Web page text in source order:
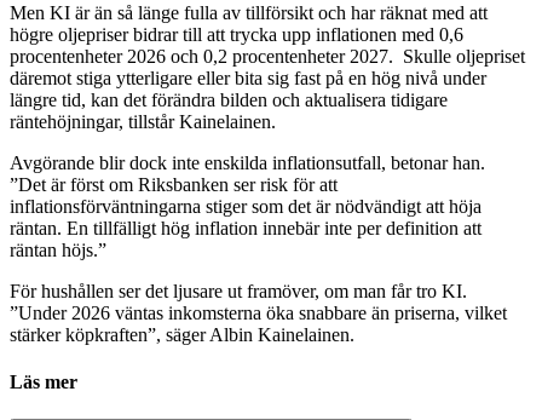
Men KI är än så länge fulla av tillförsikt och har räknat med att
högre oljepriser bidrar till att trycka upp inflationen med 0,6
procentenheter 2026 och 0,2 procentenheter 2027. Skulle oljepriset
däremot stiga ytterligare eller bita sig fast på en hög nivå under
längre tid, kan det förändra bilden och aktualisera tidigare
räntehöjningar, tillstår Kainelainen.
Avgörande blir dock inte enskilda inflationsutfall, betonar han.
”Det är först om Riksbanken ser risk för att
inflationsförväntningarna stiger som det är nödvändigt att höja
räntan. En tillfälligt hög inflation innebär inte per definition att
räntan höjs.”
För hushållen ser det ljusare ut framöver, om man får tro KI.
”Under 2026 väntas inkomsterna öka snabbare än priserna, vilket
stärker köpkraften”, säger Albin Kainelainen.
Läs mer